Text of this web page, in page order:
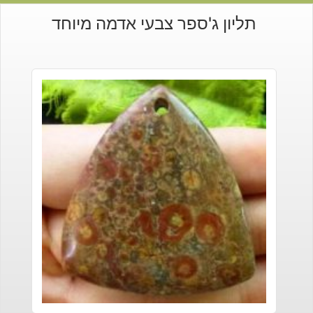
תליון ג'ספר צבעי אדמה מיוחד